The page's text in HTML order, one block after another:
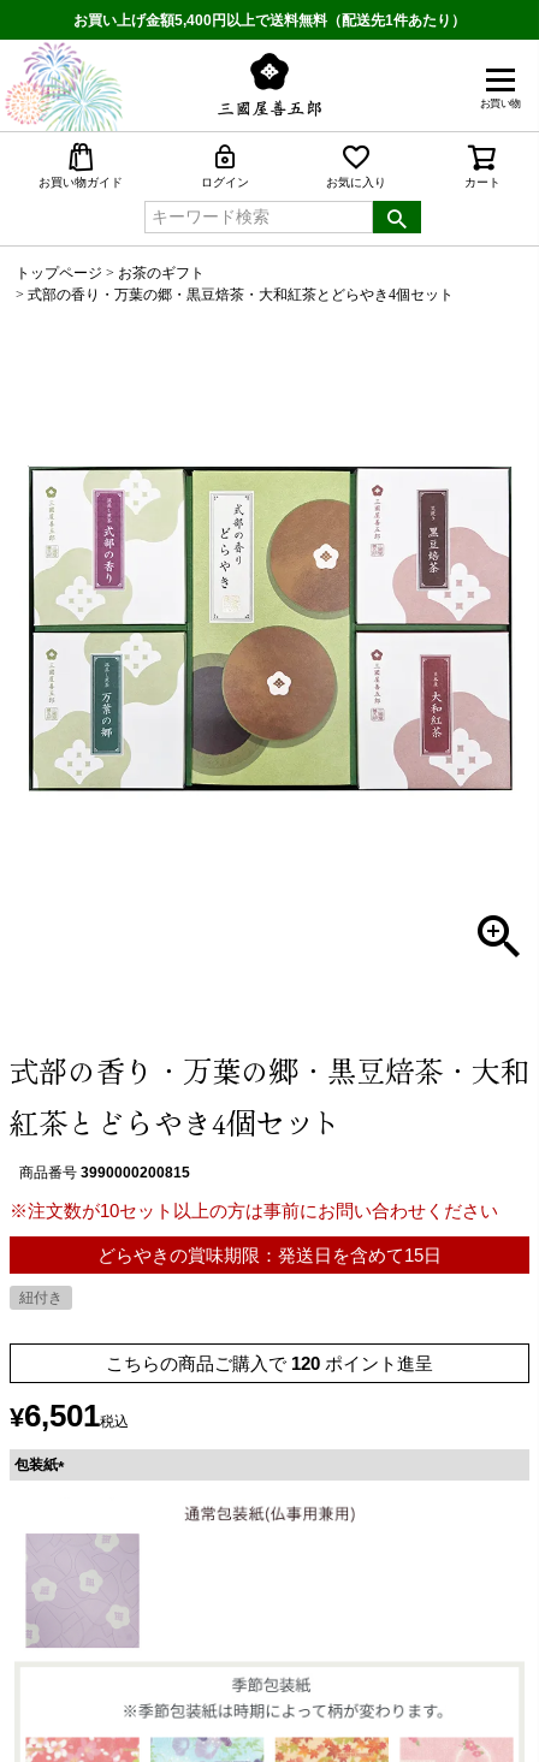
お買い上げ金額5,400円以上で送料無料（配送先1件あたり）
お買い物
お買い物ガイド ログイン お気に入り カート
トップページ
お茶のギフト
式部の香り・万葉の郷・黒豆焙茶・大和紅茶とどらやき4個セット
式部の香り・万葉の郷・黒豆焙茶・大和
紅茶とどらやき4個セット
商品番号 3990000200815
※注文数が10セット以上の方は事前にお問い合わせください
どらやきの賞味期限：発送日を含めて15日
紐付き
こちらの商品ご購入で 120 ポイント進呈
¥6,501税込
包装紙
須